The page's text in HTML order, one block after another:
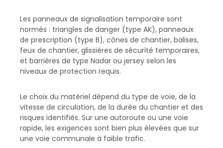
Les panneaux de signalisation temporaire sont
normés : triangles de danger (type AK), panneaux
de prescription (type B), cônes de chantier, balises,
feux de chantier, glissières de sécurité temporaires,
et barrières de type Nadar ou jersey selon les
niveaux de protection requis.
Le choix du matériel dépend du type de voie, de la
vitesse de circulation, de la durée du chantier et des
risques identifiés. Sur une autoroute ou une voie
rapide, les exigences sont bien plus élevées que sur
une voie communale à faible trafic.